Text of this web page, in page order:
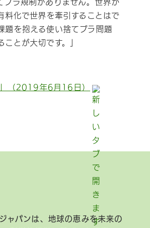
プラ規制がありません。世界が
化で世界を牽引することはで
題を抱える使い捨てプラ問題
とが大切です。」
（2019年6月16日）
ャパンは、地球の恵みを未来の